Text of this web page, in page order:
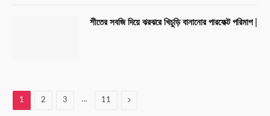
শীতের সবজি দিয়ে ঝরঝরে খিচুড়ি বানানোর পারফেক্ট পরিমাপ |
1 2 3 … 11 Next